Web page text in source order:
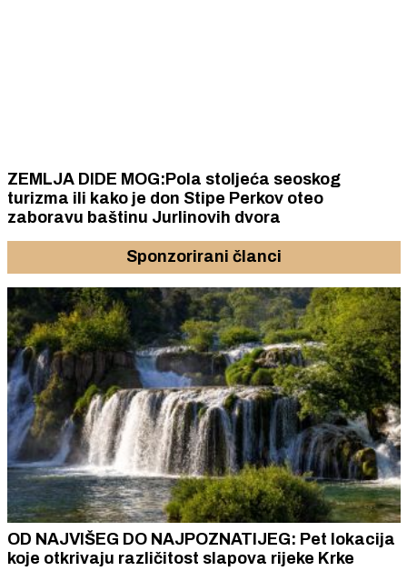
ZEMLJA DIDE MOG:Pola stoljeća seoskog
turizma ili kako je don Stipe Perkov oteo
zaboravu baštinu Jurlinovih dvora
Sponzorirani članci
OD NAJVIŠEG DO NAJPOZNATIJEG: Pet lokacija
koje otkrivaju različitost slapova rijeke Krke